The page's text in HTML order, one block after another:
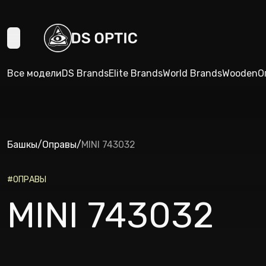
Все моделиDS BrandsElite BrandsWorld BrandsWooden
Башкы/Оправы/MINI 743032
#ОПРАВЫ
MINI 743032